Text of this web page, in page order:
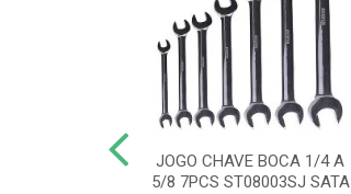
JOGO CHAVE BOCA 1/4 A
5/8 7PCS ST08003SJ SATA